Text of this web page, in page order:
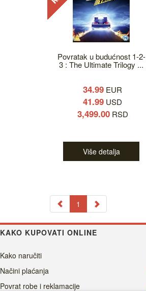
Povratak u budućnost 1-2-
3 : The Ultimate Trilogy ...
34.99 EUR
41.99 USD
3,499.00RSD
Više detalja
1
KAKO KUPOVATI ONLINE
Kako naručiti
Načini plaćanja
Povrat robe i reklamacije